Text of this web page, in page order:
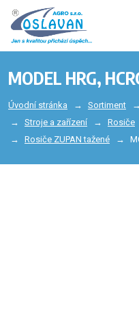
MODEL HRG,
Úvodní stránka Sortiment
Stroje a zařízení
Rosiče
Rosiče ZUPAN tažené